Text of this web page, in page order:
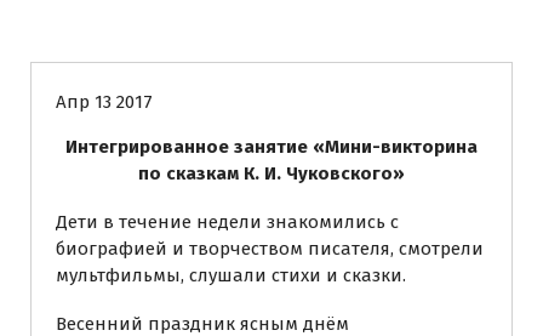
Апр 13 2017
Интегрированное занятие «Мини-викторина
по сказкам К. И. Чуковского»
Дети в течение недели знакомились с
биографией и творчеством писателя, смотрели
мультфильмы, слушали стихи и сказки.
Весенний праздник ясным днём